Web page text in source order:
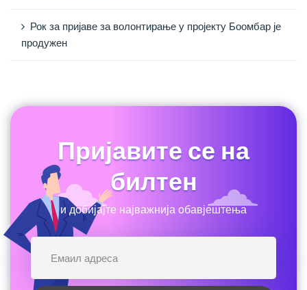
Рок за пријаве за волонтирање у пројекту Боомбар је
продужен
Пријавите се на
билтен
и добијајте најважнија обавјештења